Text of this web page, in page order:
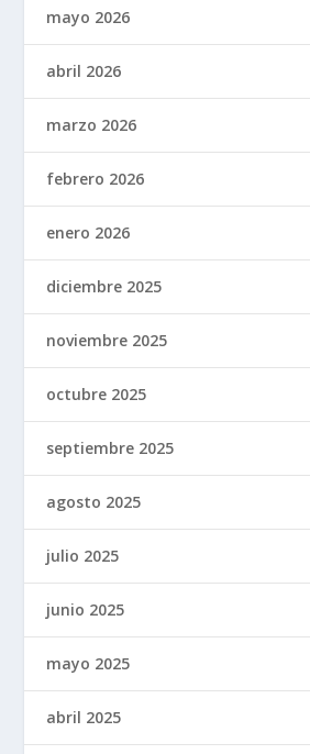
mayo 2026
abril 2026
marzo 2026
febrero 2026
enero 2026
diciembre 2025
noviembre 2025
octubre 2025
septiembre 2025
agosto 2025
julio 2025
junio 2025
mayo 2025
abril 2025